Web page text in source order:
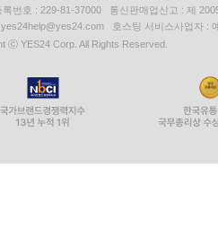
록번호 : 229-81-37000 통신판매업신고 : 제
yes24help@yes24.com 호스팅 서비스사업자 :
ⓒ YES24 Corp. All Rights Reserved.